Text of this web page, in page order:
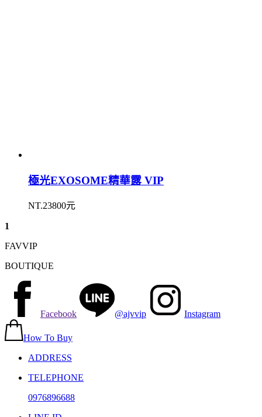
極光EXOSOME精華露 VIP
NT.23800元
1
FAVVIP
BOUTIQUE
Facebook @ajvvip Instagram
How To Buy
ADDRESS
TELEPHONE
0976896688